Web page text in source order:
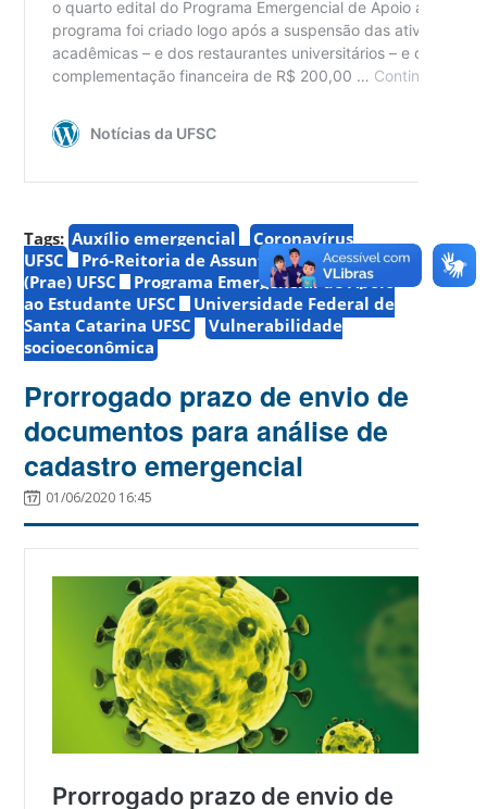
Tags: Auxílio emergencial
Coronavírus
UFSC
Pró-Reitoria de Assuntos Estudantis
(Prae) UFSC
Programa Emergencial de Apoio
ao Estudante UFSC
Universidade Federal de
Santa Catarina UFSC
Vulnerabilidade
socioeconômica
Prorrogado prazo de envio de
documentos para análise de
cadastro emergencial
01/06/2020 16:45